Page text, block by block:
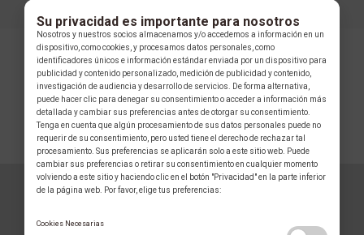
COLECCIÓN
Su privacidad es importante para nosotros
Nosotros y nuestros socios almacenamos y/o accedemos a información en un
dispositivo, como cookies, y procesamos datos personales, como
identificadores únicos e información estándar enviada por un dispositivo para
publicidad y contenido personalizado, medición de publicidad y contenido,
investigación de audiencia y desarrollo de servicios. De forma alternativa,
puede hacer clic para denegar su consentimiento o acceder a información más
detallada y cambiar sus preferencias antes de otorgar su consentimiento.
Tenga en cuenta que algún procesamiento de sus datos personales puede no
requerir de su consentimiento, pero usted tiene el derecho de rechazar tal
procesamiento. Sus preferencias se aplicarán solo a este sitio web. Puede
cambiar sus preferencias o retirar su consentimiento en cualquier momento
volviendo a este sitio y haciendo clic en el botón "Privacidad" en la parte inferior
de la página web. Por favor, elige tus preferencias:
Cookies Necesarias